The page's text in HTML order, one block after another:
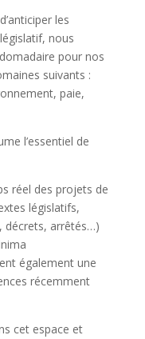
les
nous
pour nos
suivants :
paie,
l’essentiel de
réel des projets de
législatifs,
décrets, arrêtés…)
également une
récemment
cet espace et